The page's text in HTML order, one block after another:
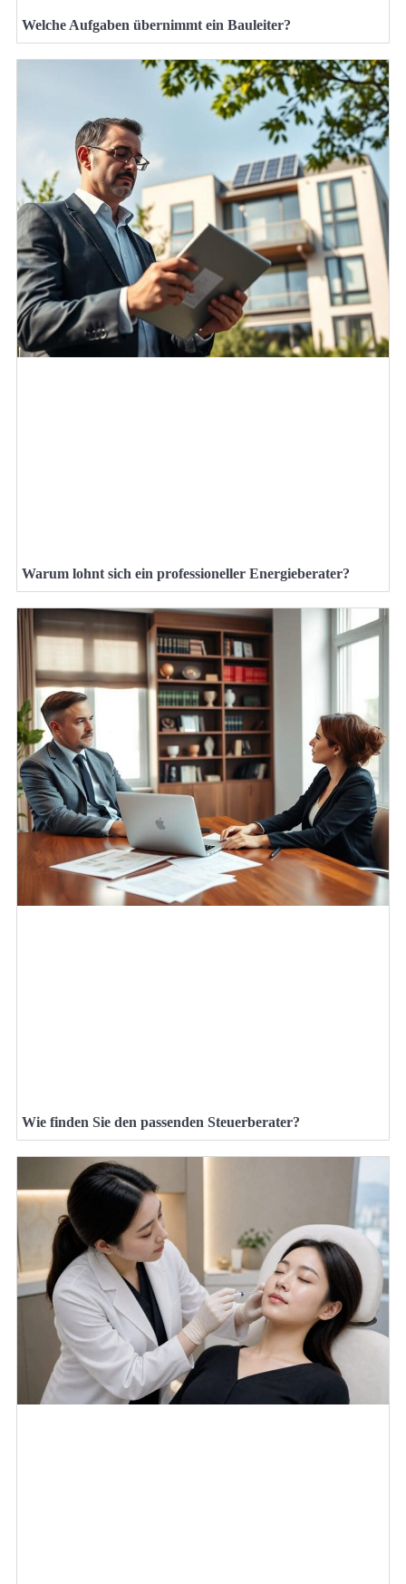
Welche Aufgaben übernimmt ein Bauleiter?
Warum lohnt sich ein professioneller Energieberater?
Wie finden Sie den passenden Steuerberater?